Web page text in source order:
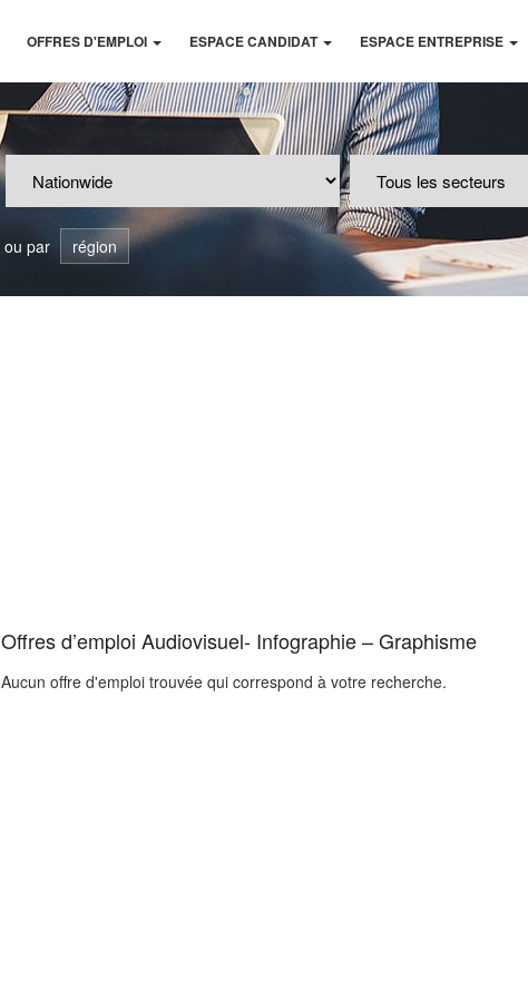
OFFRES D'EMPLOI ESPACE CANDIDAT ESPACE ENTREPRISE
ou par région
Offres d’emploi Audiovisuel- Infographie – Graphisme
Aucun offre d'emploi trouvée qui correspond à votre recherche.